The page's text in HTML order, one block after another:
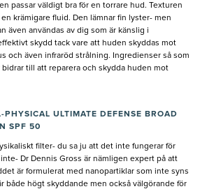
passar väldigt bra för en torrare hud. Texturen
krämigare fluid. Den lämnar fin lyster- men
även användas av dig som är känslig i
skydd tack vare att huden skyddas mot
och även infraröd strålning. Ingredienser så som
till att reparera och skydda huden mot
PHYSICAL ULTIMATE DEFENSE BROAD
SPF 50
filter- du sa ju att det inte fungerar för
Dr Dennis Gross är nämligen expert på att
är formulerat med nanopartiklar som inte syns
både högt skyddande men också välgörande för